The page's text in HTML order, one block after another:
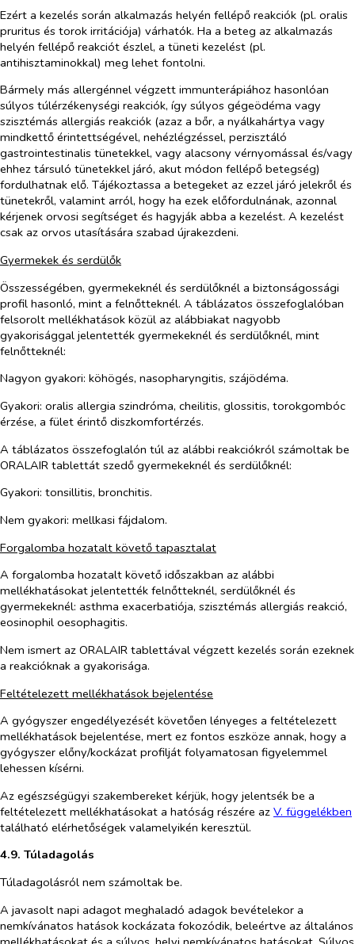
Ezért a kezelés során alkalmazás helyén fellépő reakciók (pl. oralis
pruritus és torok irritációja) várhatók. Ha a beteg az alkalmazás
helyén fellépő reakciót észlel, a tüneti kezelést (pl.
antihisztaminokkal) meg lehet fontolni.
Bármely más allergénnel végzett immunterápiához hasonlóan
súlyos túlérzékenységi reakciók, így súlyos gégeödéma vagy
szisztémás allergiás reakciók (azaz a bőr, a nyálkahártya vagy
mindkettő érintettségével, nehézlégzéssel, perzisztáló
gastrointestinalis tünetekkel, vagy alacsony vérnyomással és/vagy
ehhez társuló tünetekkel járó, akut módon fellépő betegség)
fordulhatnak elő. Tájékoztassa a betegeket az ezzel járó jelekről és
tünetekről, valamint arról, hogy ha ezek előfordulnának, azonnal
kérjenek orvosi segítséget és hagyják abba a kezelést. A kezelést
csak az orvos utasítására szabad újrakezdeni.
Gyermekek és serdülők
Összességében, gyermekeknél és serdülőknél a biztonságossági
profil hasonló, mint a felnőtteknél. A táblázatos összefoglalóban
felsorolt mellékhatások közül az alábbiakat nagyobb
gyakorisággal jelentették gyermekeknél és serdülőknél, mint
felnőtteknél:
Nagyon gyakori: köhögés, nasopharyngitis, szájödéma.
Gyakori: oralis allergia szindróma, cheilitis, glossitis, torokgombóc
érzése, a fület érintő diszkomfortérzés.
A táblázatos összefoglalón túl az alábbi reakciókról számoltak be
ORALAIR tablettát szedő gyermekeknél és serdülőknél:
Gyakori: tonsillitis, bronchitis.
Nem gyakori: mellkasi fájdalom.
Forgalomba hozatalt követő tapasztalat
A forgalomba hozatalt követő időszakban az alábbi
mellékhatásokat jelentették felnőtteknél, serdülőknél és
gyermekeknél: asthma exacerbatiója, szisztémás allergiás reakció,
eosinophil oesophagitis.
Nem ismert az ORALAIR tablettával végzett kezelés során ezeknek
a reakcióknak a gyakorisága.
Feltételezett mellékhatások bejelentése
A gyógyszer engedélyezését követően lényeges a feltételezett
mellékhatások bejelentése, mert ez fontos eszköze annak, hogy a
gyógyszer előny/kockázat profilját folyamatosan figyelemmel
lehessen kísérni.
Az egészségügyi szakembereket kérjük, hogy jelentsék be a
feltételezett mellékhatásokat a hatóság részére az V. függelékben
található elérhetőségek valamelyikén keresztül.
4.9. Túladagolás
Túladagolásról nem számoltak be.
A javasolt napi adagot meghaladó adagok bevételekor a
nemkívánatos hatások kockázata fokozódik, beleértve az általános